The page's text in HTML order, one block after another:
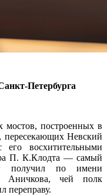
Петербурга
мостов, построенных в
пересекающих Невский
восхитительными
П. К.Клодта — самый
получил по имени
Аничкова, чей полк
переправу.